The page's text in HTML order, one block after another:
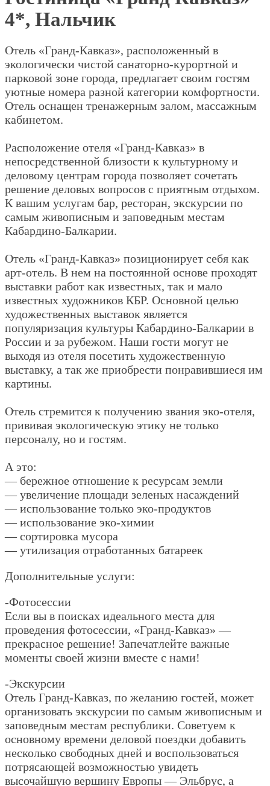
4*, Нальчик
Отель «Гранд-Кавказ», расположенный в
экологически чистой санаторно-курортной и
парковой зоне города, предлагает своим гостям
уютные номера разной категории комфортности.
Отель оснащен тренажерным залом, массажным
кабинетом.
Расположение отеля «Гранд-Кавказ» в
непосредственной близости к культурному и
деловому центрам города позволяет сочетать
решение деловых вопросов с приятным отдыхом.
К вашим услугам бар, ресторан, экскурсии по
самым живописным и заповедным местам
Кабардино-Балкарии.
Отель «Гранд-Кавказ» позиционирует себя как
арт-отель. В нем на постоянной основе проходят
выставки работ как известных, так и мало
известных художников КБР. Основной целью
художественных выставок является
популяризация культуры Кабардино-Балкарии в
России и за рубежом. Наши гости могут не
выходя из отеля посетить художественную
выставку, а так же приобрести понравившиеся им
картины.
Отель стремится к получению звания эко-отеля,
прививая экологическую этику не только
персоналу, но и гостям.
А это:
— бережное отношение к ресурсам земли
— увеличение площади зеленых насаждений
— использование только эко-продуктов
— использование эко-химии
— сортировка мусора
— утилизация отработанных батареек
Дополнительные услуги:
-Фотосессии
Если вы в поисках идеального места для
проведения фотосессии, «Гранд-Кавказ» —
прекрасное решение! Запечатлейте важные
моменты своей жизни вместе с нами!
-Экскурсии
Отель Гранд-Кавказ, по желанию гостей, может
организовать экскурсии по самым живописным и
заповедным местам республики. Советуем к
основному времени деловой поездки добавить
несколько свободных дней и воспользоваться
потрясающей возможностью увидеть
высочайшую вершину Европы — Эльбрус, а